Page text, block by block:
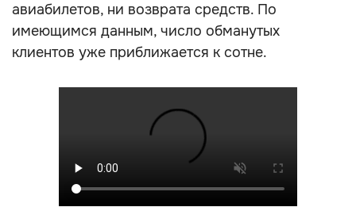
авиабилетов, ни возврата средств. По
имеющимся данным, число обманутых
клиентов уже приближается к сотне.